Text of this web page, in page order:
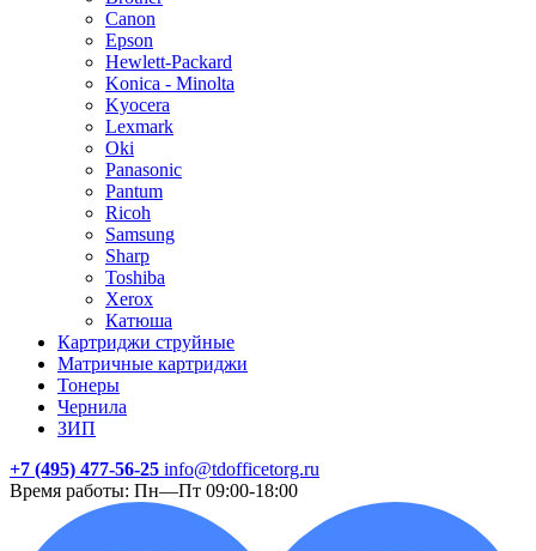
Canon
Epson
Hewlett-Packard
Konica - Minolta
Kyocera
Lexmark
Oki
Panasonic
Pantum
Ricoh
Samsung
Sharp
Toshiba
Xerox
Катюша
Картриджи струйные
Матричные картриджи
Тонеры
Чернила
ЗИП
+7 (495) 477-56-25 info@tdofficetorg.ru
Время работы: Пн—Пт 09:00-18:00